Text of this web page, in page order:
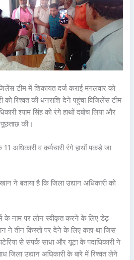
टीम में शिकायत दर्ज कराई मंगलवार को
को रिश्वत की धनराशि देने पहुंचा विजिलेंस टीम
श्याम सिंह को रंगे हाथों दबोच लिया और
की।
अधिकारी व कर्मचारी रंगे हाथों पकड़े जा
ने बताया है कि जिला उद्यान अधिकारी को
के नाम पर लोन स्वीकृत करने के लिए डेढ़
ने तीन किस्तों पर देने के लिए कहा था जिस
से संपर्क साधा और यूटा के पदाधिकारी ने
जिला उद्यान अधिकारी के बारे में रिश्वत लेने